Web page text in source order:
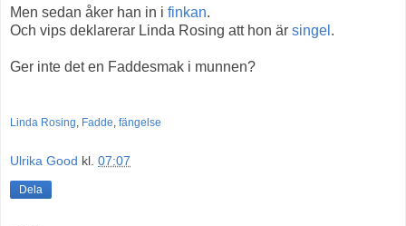
Men sedan åker han in i finkan.
Och vips deklarerar Linda Rosing att hon är singel .
Ger inte det en Faddesmak i munnen?
Linda Rosing, Fadde, fängelse
Ulrika Good kl. 07:07
Dela